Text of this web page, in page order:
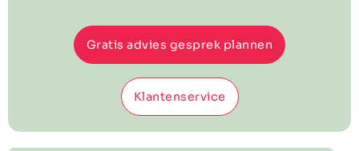
Gratis advies gesprek plannen
Klantenservice